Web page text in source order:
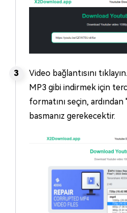
Video bağlantısını
MP3 gibi indirmek için
formatını seçin, ardından
basmanız gerekecektir.